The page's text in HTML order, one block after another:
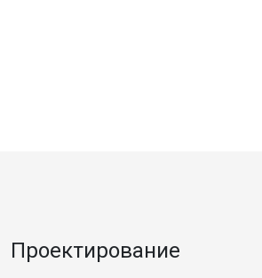
Проектирование